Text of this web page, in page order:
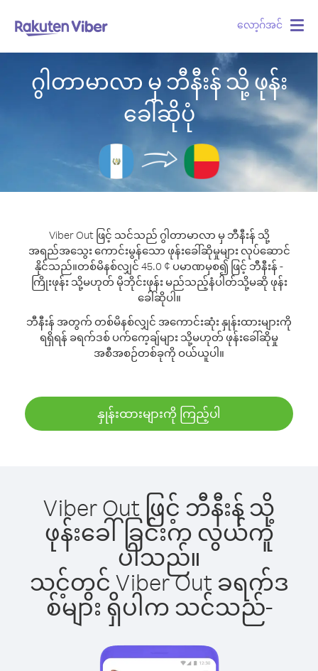
လော့ဂ်အင်
ဂွါတာမာလာ မှ ဘီနီးန် သို့ ဖုန်း
ခေါ်ဆိုပုံ
Viber Out ဖြင့် သင်သည် ဂွါတာမာလာ မှ ဘီနီးန် သို့
အရည်အသွေး ကောင်းမွန်သော ဖုန်းခေါ်ဆိုမှုများ လုပ်ဆောင်
နိုင်သည်။တစ်မိနစ်လျှင် 45.0 ¢ ပမာဏမှစ၍ ဖြင့် ဘီနီးန် -
ကြိုးဖုန်း သို့မဟုတ် မိုဘိုင်းဖုန်း မည်သည့်နံပါတ်သို့မဆို ဖုန်း
ခေါ်ဆိုပါ။
ဘီနီးန် အတွက် တစ်မိနစ်လျှင် အကောင်းဆုံး နှုန်းထားများကို
ရရှိရန် ခရက်ဒစ် ပက်ကေ့ချ်များ သို့မဟုတ် ဖုန်းခေါ်ဆိုမှု
အစီအစဉ်တစ်ခုကို ဝယ်ယူပါ။
နှုန်းထားများကို ကြည့်ပါ
Viber Out ဖြင့် ဘီနီးန် သို့
ဖုန်းခေါ်ခြင်းက လွယ်ကူ
ပါသည်။
သင့်တွင် Viber Out ခရက်ဒ
စ်များ ရှိပါက သင်သည်-